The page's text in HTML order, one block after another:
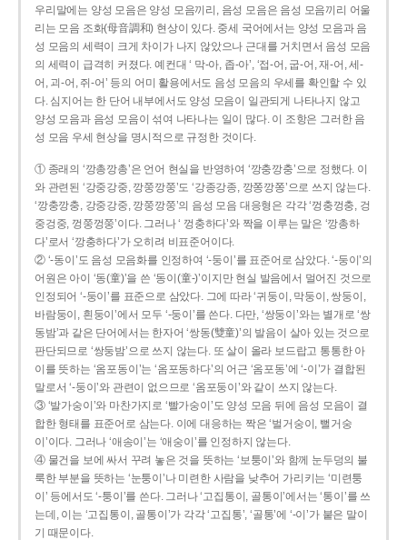
우리말에는 양성 모음은 양성 모음끼리, 음성 모음은 음성 모음끼리 어울
리는 모음 조화(母音調和) 현상이 있다. 중세 국어에서는 양성 모음과 음
성 모음의 세력이 크게 차이가 나지 않았으나 근대를 거치면서 음성 모음
의 세력이 급격히 커졌다. 예컨대 ‘ 막-아, 좁-아’, ‘접-어, 굽-어, 재-어, 세-
어, 괴-어, 쥐-어’ 등의 어미 활용에서도 음성 모음의 우세를 확인할 수 있
다. 심지어는 한 단어 내부에서도 양성 모음이 일관되게 나타나지 않고
양성 모음과 음성 모음이 섞여 나타나는 일이 많다. 이 조항은 그러한 음
성 모음 우세 현상을 명시적으로 규정한 것이다.
① 종래의 ‘깡총깡총’은 언어 현실을 반영하여 ‘깡충깡충’으로 정했다. 이
와 관련된 ‘강중강중, 깡쭝깡쭝’도 ‘강종강종, 깡쫑깡쫑’으로 쓰지 않는다.
‘깡충깡충, 강중강중, 깡쭝깡쭝’의 음성 모음 대응형은 각각 ‘껑충껑충, 겅
중겅중, 껑쭝껑쭝’이다. 그러나 ‘ 껑충하다’와 짝을 이루는 말은 ‘깡총하
다’로서 ‘깡충하다’가 오히려 비표준어이다.
② ‘-동이’도 음성 모음화를 인정하여 ‘-둥이’를 표준어로 삼았다. ‘-둥이’의
어원은 아이 ‘동(童)’을 쓴 ‘동이(童-)’이지만 현실 발음에서 멀어진 것으로
인정되어 ‘-둥이’를 표준으로 삼았다. 그에 따라 ‘귀둥이, 막둥이, 쌍둥이,
바람둥이, 흰둥이’에서 모두 ‘-둥이’를 쓴다. 다만, ‘쌍둥이’와는 별개로 ‘쌍
동밤’과 같은 단어에서는 한자어 ‘쌍동(雙童)’의 발음이 살아 있는 것으로
판단되므로 ‘쌍둥밤’으로 쓰지 않는다. 또 살이 올라 보드랍고 통통한 아
이를 뜻하는 ‘옴포동이’는 ‘옴포동하다’의 어근 ‘옴포동’에 ‘-이’가 결합된
말로서 ‘-둥이’와 관련이 없으므로 ‘옴포둥이’와 같이 쓰지 않는다.
③ ‘발가숭이’와 마찬가지로 ‘빨가숭이’도 양성 모음 뒤에 음성 모음이 결
합한 형태를 표준어로 삼는다. 이에 대응하는 짝은 ‘벌거숭이, 뻘거숭
이’이다. 그러나 ‘애송이’는 ‘애숭이’를 인정하지 않는다.
④ 물건을 보에 싸서 꾸려 놓은 것을 뜻하는 ‘보퉁이’와 함께 눈두덩의 불
룩한 부분을 뜻하는 ‘눈퉁이’나 미련한 사람을 낮추어 가리키는 ‘미련퉁
이’ 등에서도 ‘-퉁이’를 쓴다. 그러나 ‘고집통이, 골통이’에서는 ‘통이’를 쓰
는데, 이는 ‘고집통이, 골통이’가 각각 ‘고집통’, ‘골통’에 ‘-이’가 붙은 말이
기 때문이다.